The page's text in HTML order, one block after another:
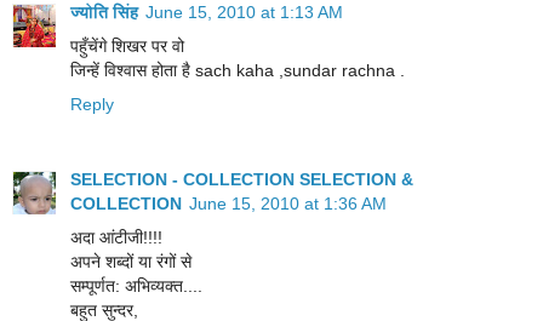
ज्योति सिंह June 15, 2010 at 1:13 AM
पहुँचेंगे शिखर पर वो
जिन्हें विश्वास होता है sach kaha ,sundar rachna .
Reply
SELECTION - COLLECTION SELECTION &
COLLECTION June 15, 2010 at 1:36 AM
अदा आंटीजी!!!!
अपने शब्दों या रंगों से
सम्पूर्णत: अभिव्यक्त....
बहुत सुन्दर,